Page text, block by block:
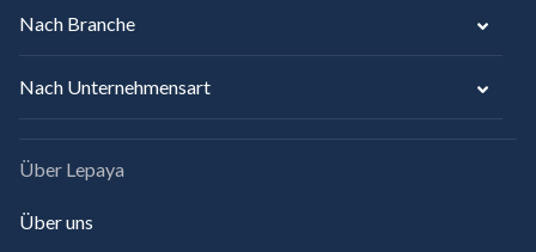
Nach Branche
Nach Unternehmensart
Über Lepaya
Über uns